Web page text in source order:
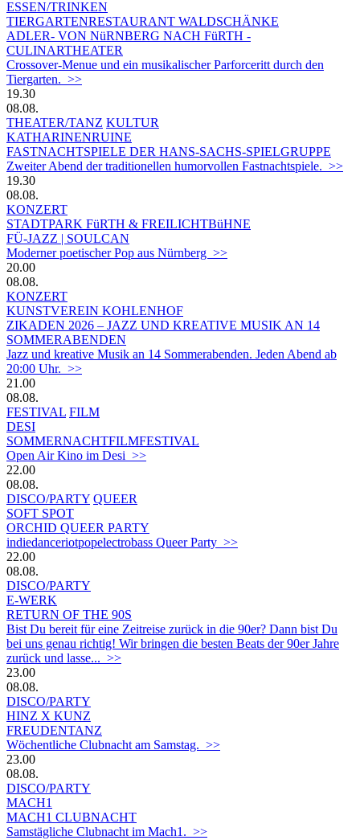
ESSEN/TRINKEN
TIERGARTEN­RESTAURANT WALDSCHÄNKE
ADLER- VON NüRNBERG NACH FüRTH -
CULINARTHEATER
Crossover-Menue und ein musikalischer Parforceritt durch den
Tiergarten. >>
19.30
08.08.
THEATER/TANZ KULTUR
KATHARINENRUINE
FASTNACHTSPIELE DER HANS-SACHS-SPIELGRUPPE
Zweiter Abend der traditionellen humorvollen Fastnachtspiele. >>
19.30
08.08.
KONZERT
STADTPARK FüRTH & FREILICHTBüHNE
FÜ-JAZZ | SOULCAN
Moderner poetischer Pop aus Nürnberg >>
20.00
08.08.
KONZERT
KUNSTVEREIN KOHLENHOF
ZIKADEN 2026 – JAZZ UND KREATIVE MUSIK AN 14
SOMMERABENDEN
Jazz und kreative Musik an 14 Sommerabenden. Jeden Abend ab
20:00 Uhr. >>
21.00
08.08.
FESTIVAL FILM
DESI
SOMMERNACHTFILMFESTIVAL
Open Air Kino im Desi >>
22.00
08.08.
DISCO/PARTY QUEER
SOFT SPOT
ORCHID QUEER PARTY
indiedanceriotpopelectrobass Queer Party >>
22.00
08.08.
DISCO/PARTY
E-WERK
RETURN OF THE 90S
Bist Du bereit für eine Zeitreise zurück in die 90er? Dann bist Du
bei uns genau richtig! Wir bringen die besten Beats der 90er Jahre
zurück und lasse... >>
23.00
08.08.
DISCO/PARTY
HINZ X KUNZ
FREUDENTANZ
Wöchentliche Clubnacht am Samstag. >>
23.00
08.08.
DISCO/PARTY
MACH1
MACH1 CLUBNACHT
Samstägliche Clubnacht im Mach1. >>